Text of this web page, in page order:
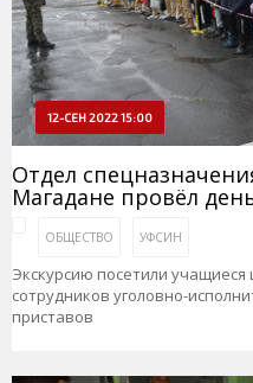
12-СЕН 2022 15:00
Отдел
Магадане провёл
ОБЩЕСТВО УФСИН
Экскурсию посетили
сотрудников уголовно-
приставов